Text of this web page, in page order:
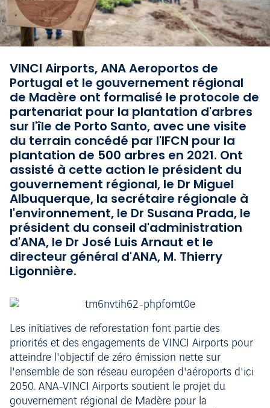
VINCI Airports, ANA Aeroportos de
Portugal et le gouvernement régional
de Madère ont formalisé le protocole de
partenariat pour la plantation d'arbres
sur l'île de Porto Santo, avec une visite
du terrain concédé par l'IFCN pour la
plantation de 500 arbres en 2021. Ont
assisté à cette action le président du
gouvernement régional, le Dr Miguel
Albuquerque, la secrétaire régionale à
l'environnement, le Dr Susana Prada, le
président du conseil d'administration
d'ANA, le Dr José Luis Arnaut et le
directeur général d'ANA, M. Thierry
Ligonnière.
Les initiatives de reforestation font partie des
priorités et des engagements de VINCI Airports pour
atteindre l'objectif de zéro émission nette sur
l'ensemble de son réseau européen d'aéroports d'ici
2050. ANA-VINCI Airports soutient le projet du
gouvernement régional de Madère pour la